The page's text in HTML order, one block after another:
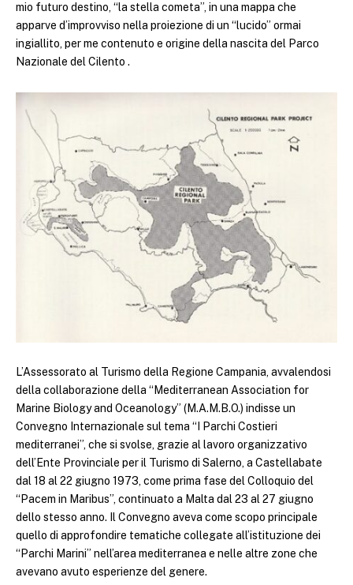
mio futuro destino, “la stella cometa”, in una mappa che
apparve d’improvviso nella proiezione di un “lucido” ormai
ingiallito, per me contenuto e origine della nascita del Parco
Nazionale del Cilento .
L’Assessorato al Turismo della Regione Campania, avvalendosi
della collaborazione della “Mediterranean Association for
Marine Biology and Oceanology” (M.A.M.B.O.) indisse un
Convegno Internazionale sul tema “I Parchi Costieri
mediterranei”, che si svolse, grazie al lavoro organizzativo
dell’Ente Provinciale per il Turismo di Salerno, a Castellabate
dal 18 al 22 giugno 1973, come prima fase del Colloquio del
“Pacem in Maribus”, continuato a Malta dal 23 al 27 giugno
dello stesso anno. Il Convegno aveva come scopo principale
quello di approfondire tematiche collegate all’istituzione dei
“Parchi Marini” nell’area mediterranea e nelle altre zone che
avevano avuto esperienze del genere.